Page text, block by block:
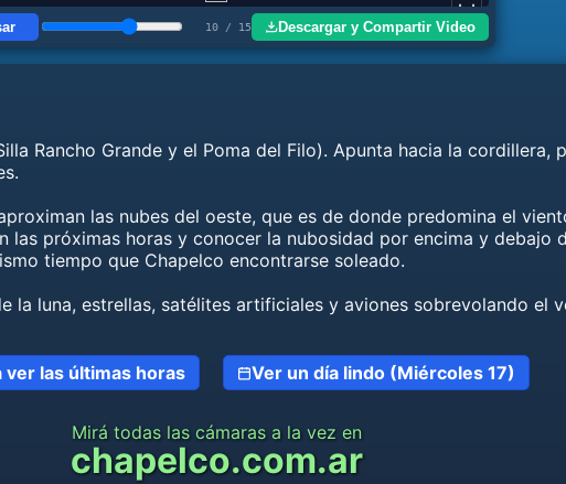
13 / 15 Descargar y Compartir Video
Rancho Grande y el Poma del Filo). Apunta hacia la cordillera,
las nubes del oeste, que es de donde predomina el
próximas horas y conocer la nubosidad por encima y debajo
tiempo que Chapelco encontrarse soleado.
la luna, estrellas, satélites artificiales y aviones sobrevolando el
ver las últimas horas Ver un día lindo (Miércoles 17)
Mirá todas las cámaras a la vez en
chapelco.com.ar